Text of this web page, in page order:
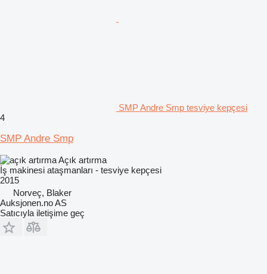
SMP Andre Smp tesviye kepçesi
4
SMP Andre Smp
Açık artırma
İş makinesi ataşmanları - tesviye kepçesi
2015
Norveç, Blaker
Auksjonen.no AS
Satıcıyla iletişime geç